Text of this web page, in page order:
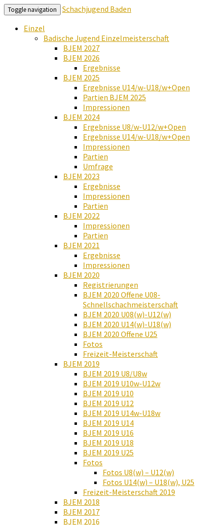
Toggle navigation
Schachjugend Baden
Einzel
Badische Jugend Einzelmeisterschaft
BJEM 2027
BJEM 2026
Ergebnisse
BJEM 2025
Ergebnisse U14/w-U18/w+Open
Partien BJEM 2025
Impressionen
BJEM 2024
Ergebnisse U8/w-U12/w+Open
Ergebnisse U14/w-U18/w+Open
Impressionen
Partien
Umfrage
BJEM 2023
Ergebnisse
Impressionen
Partien
BJEM 2022
Impressionen
Partien
BJEM 2021
Ergebnisse
Impressionen
BJEM 2020
Registrierungen
BJEM 2020 Offene U08-
Schnellschachmeisterschaft
BJEM 2020 U08(w)-U12(w)
BJEM 2020 U14(w)-U18(w)
BJEM 2020 Offene U25
Fotos
Freizeit-Meisterschaft
BJEM 2019
BJEM 2019 U8/U8w
BJEM 2019 U10w-U12w
BJEM 2019 U10
BJEM 2019 U12
BJEM 2019 U14w-U18w
BJEM 2019 U14
BJEM 2019 U16
BJEM 2019 U18
BJEM 2019 U25
Fotos
Fotos U8(w) – U12(w)
Fotos U14(w) – U18(w), U25
Freizeit-Meisterschaft 2019
BJEM 2018
BJEM 2017
BJEM 2016